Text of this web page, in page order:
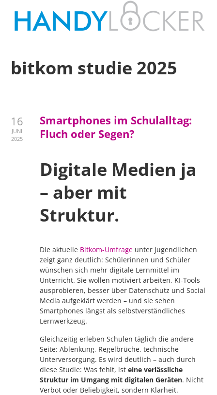
bitkom studie 2025
16
JUNI
2025
Smartphones im Schulalltag:
Fluch oder Segen?
Digitale Medien ja
– aber mit
Struktur.
Die aktuelle Bitkom-Umfrage unter Jugendlichen
zeigt ganz deutlich: Schülerinnen und Schüler
wünschen sich mehr digitale Lernmittel im
Unterricht. Sie wollen motiviert arbeiten, KI-Tools
ausprobieren, besser über Datenschutz und Social
Media aufgeklärt werden – und sie sehen
Smartphones längst als selbstverständliches
Lernwerkzeug.
Gleichzeitig erleben Schulen täglich die andere
Seite: Ablenkung, Regelbrüche, technische
Unterversorgung. Es wird deutlich – auch durch
diese Studie: Was fehlt, isteine verlässliche
Struktur im Umgang mit digitalen Geräten. Nicht
Verbot oder Beliebigkeit, sondern Klarheit.